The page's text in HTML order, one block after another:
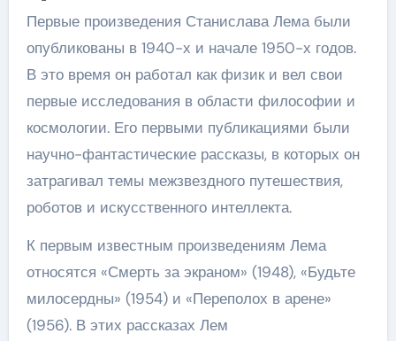
Первые произведения Станислава Лема были
опубликованы в 1940-х и начале 1950-х годов.
В это время он работал как физик и вел свои
первые исследования в области философии и
космологии. Его первыми публикациями были
научно-фантастические рассказы, в которых он
затрагивал темы межзвездного путешествия,
роботов и искусственного интеллекта.
К первым известным произведениям Лема
относятся «Смерть за экраном» (1948), «Будьте
милосердны» (1954) и «Переполох в арене»
(1956). В этих рассказах Лем